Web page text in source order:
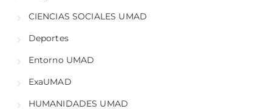
CIENCIAS SOCIALES UMAD
Deportes
Entorno UMAD
ExaUMAD
HUMANIDADES UMAD